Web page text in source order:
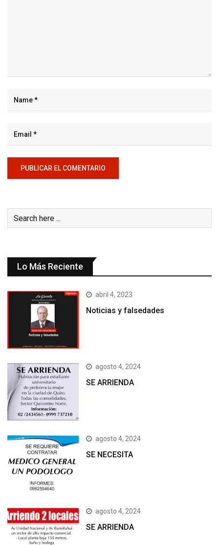
Lo Más Reciente
abril 4, 2023
Noticias y falsedades
agosto 4, 2024
SE ARRIENDA
agosto 4, 2024
SE NECESITA
agosto 4, 2024
SE ARRIENDA